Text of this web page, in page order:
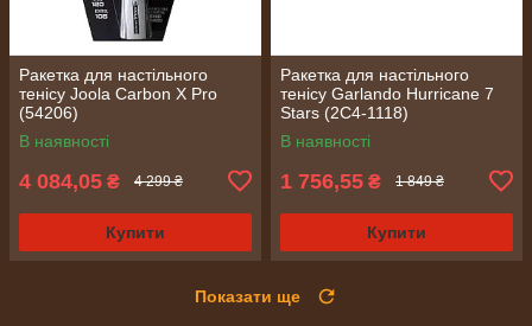
Ракетка для настільного
тенісу Joola Carbon X Pro
(54206)
В наявності
4 084,05 ₴ 4 299 ₴
Купити
Ракетка для настільного
тенісу Garlando Hurricane 7
Stars (2C4-1118)
В наявності
1 756,55 ₴ 1 849 ₴
Купити
Показати ще